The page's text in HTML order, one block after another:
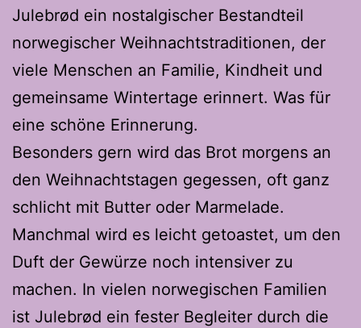
Julebrød ein nostalgischer Bestandteil
norwegischer Weihnachtstraditionen, der
viele Menschen an Familie, Kindheit und
gemeinsame Wintertage erinnert. Was für
eine schöne Erinnerung.
Besonders gern wird das Brot morgens an
den Weihnachtstagen gegessen, oft ganz
schlicht mit Butter oder Marmelade.
Manchmal wird es leicht getoastet, um den
Duft der Gewürze noch intensiver zu
machen. In vielen norwegischen Familien
ist Julebrød ein fester Begleiter durch die